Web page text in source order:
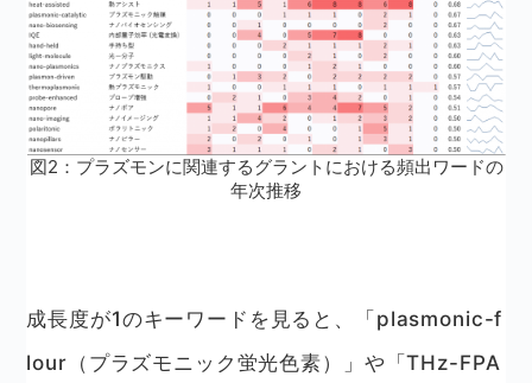
図2：プラズモンに関連するグラントにおける頻出ワードの
年次推移
成長度が1のキーワードを見ると、「plasmonic-f
lour（プラズモニック蛍光色素）」や「THz-FPA